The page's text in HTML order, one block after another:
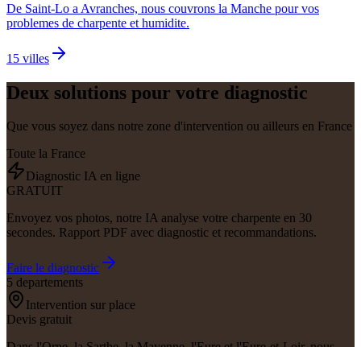
De Saint-Lo a Avranches, nous couvrons la Manche pour vos
problemes de charpente et humidite.
15 villes
Deux solutions pour votre diagnostic
Que vous soyez dans notre zone d'intervention ou ailleurs en France
Toute la France
Diagnostic IA en ligne
GRATUIT
Envoyez vos photos, notre IA analyse votre charpente en 30
secondes. Rapport PDF avec diagnostic et recommandations.
Faire le diagnostic
5 departements
Intervention sur place
Devis gratuit